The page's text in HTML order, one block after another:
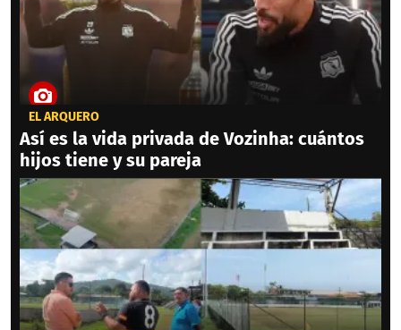
EL ARQUERO
Así es la vida privada de Vozinha: cuántos
hijos tiene y su pareja